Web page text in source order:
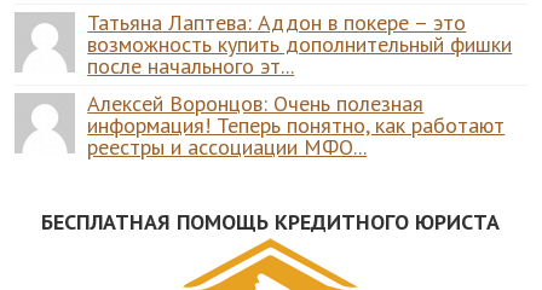
Татьяна Лаптева: Аддон в покере – это
возможность купить дополнительный фишки
после начального эт...
Алексей Воронцов: Очень полезная
информация! Теперь понятно, как работают
реестры и ассоциации МФО...
БЕСПЛАТНАЯ ПОМОЩЬ КРЕДИТНОГО ЮРИСТА